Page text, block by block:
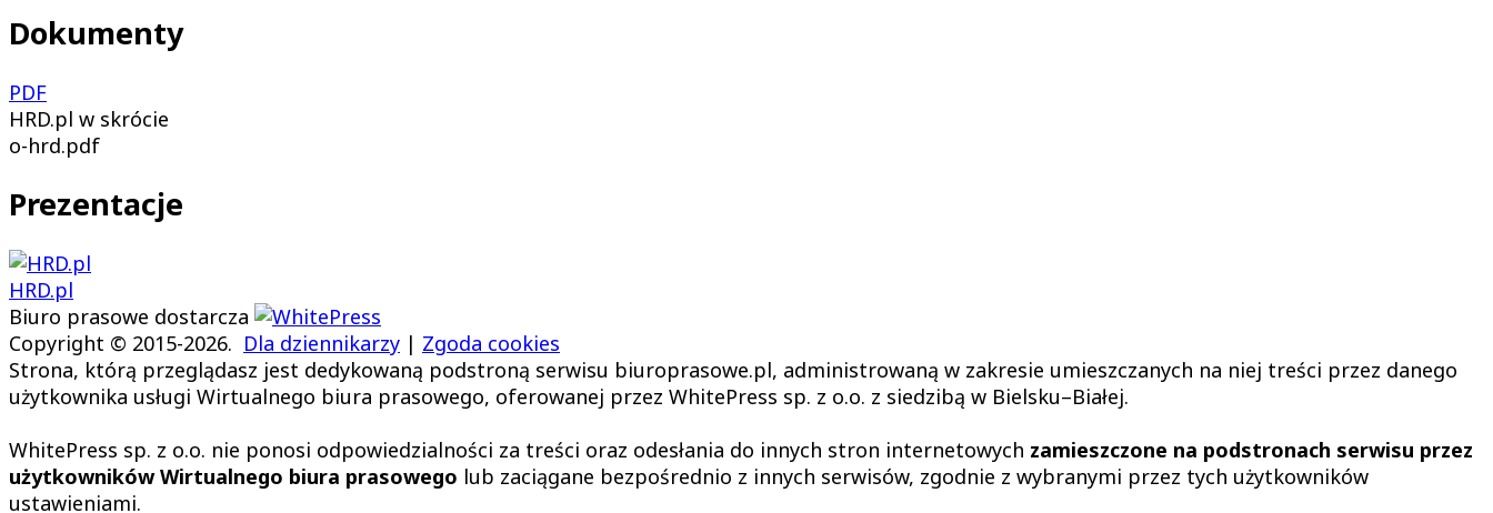
Dokumenty
PDF
HRD.pl w skrócie
o-hrd.pdf
Prezentacje
HRD.pl
Biuro prasowe dostarcza
Copyright © 2015-2026. Dla dziennikarzy | Zgoda cookies
Strona, którą przeglądasz jest dedykowaną podstroną serwisu biuroprasowe.pl, administrowaną w zakresie umieszczanych na niej treści przez danego
użytkownika usługi Wirtualnego biura prasowego, oferowanej przez WhitePress sp. z o.o. z siedzibą w Bielsku–Białej.
WhitePress sp. z o.o. nie ponosi odpowiedzialności za treści oraz odesłania do innych stron internetowych zamieszczone na podstronach serwisu przez
użytkowników Wirtualnego biura prasowego lub zaciągane bezpośrednio z innych serwisów, zgodnie z wybranymi przez tych użytkowników
ustawieniami.